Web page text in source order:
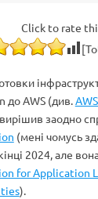
Click to rate
до AWS (див.
заодно
(мені чомусь
2024, але
for Application
).